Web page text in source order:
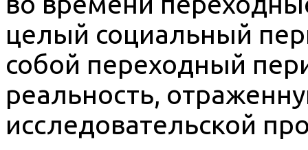
целый социальный
собой переходный
реальность,
исследовательской